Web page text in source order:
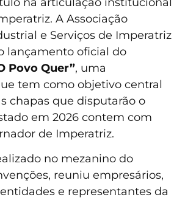
A Associação
e Serviços de Imperatriz
lançamento oficial do
Povo Quer”, uma
tem como objetivo central
chapas que disputarão o
em 2026 contem com
de Imperatriz.
no mezanino do
reuniu empresários,
e representantes da